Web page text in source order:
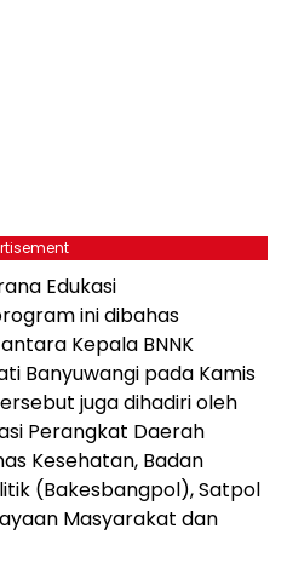
Edukasi
ini dibahas
Kepala BNNK
Banyuwangi pada Kamis
juga dihadiri oleh
Perangkat Daerah
Kesehatan, Badan
(Bakesbangpol), Satpol
Masyarakat dan